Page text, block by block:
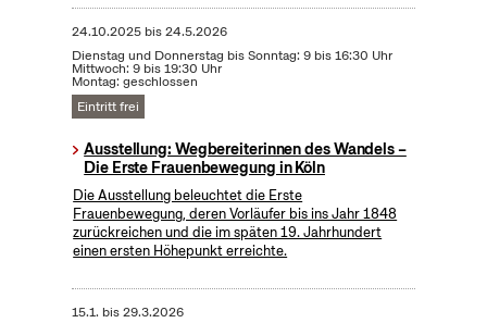
24.10.2025bis24.5.2026
Dienstag und Donnerstag bis Sonntag: 9 bis 16:30 Uhr
Mittwoch: 9 bis 19:30 Uhr
Montag: geschlossen
Eintritt frei
Ausstellung: Wegbereiterinnen des Wandels –
Die Erste Frauenbewegung in Köln
Die Ausstellung beleuchtet die Erste
Frauenbewegung, deren Vorläufer bis ins Jahr 1848
zurückreichen und die im späten 19. Jahrhundert
einen ersten Höhepunkt erreichte.
15.1. bis29.3.2026